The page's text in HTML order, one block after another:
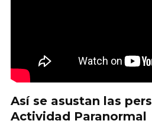
Así se asustan las
Actividad Paranormal